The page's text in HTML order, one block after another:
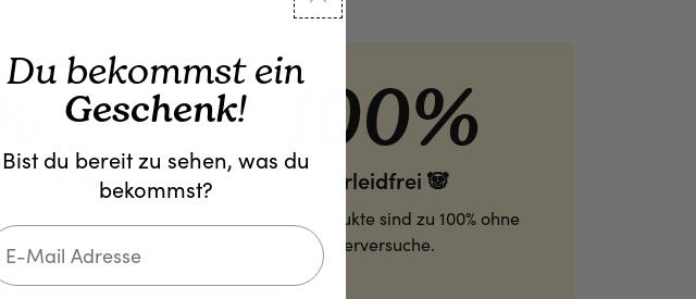
Community
100%
Tierleidfrei 🐼
Unsere Produkte sind zu 100% ohne
Tierversuche.
Du bekommst ein
Geschenk!
Bist du bereit zu sehen, was du
bekommst?